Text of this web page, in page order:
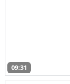
09:31